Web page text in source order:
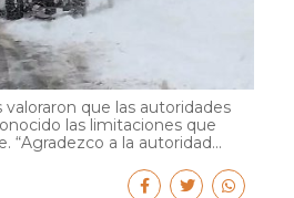
valoraron que las autoridades
las limitaciones que
“Agradezco a la autoridad...